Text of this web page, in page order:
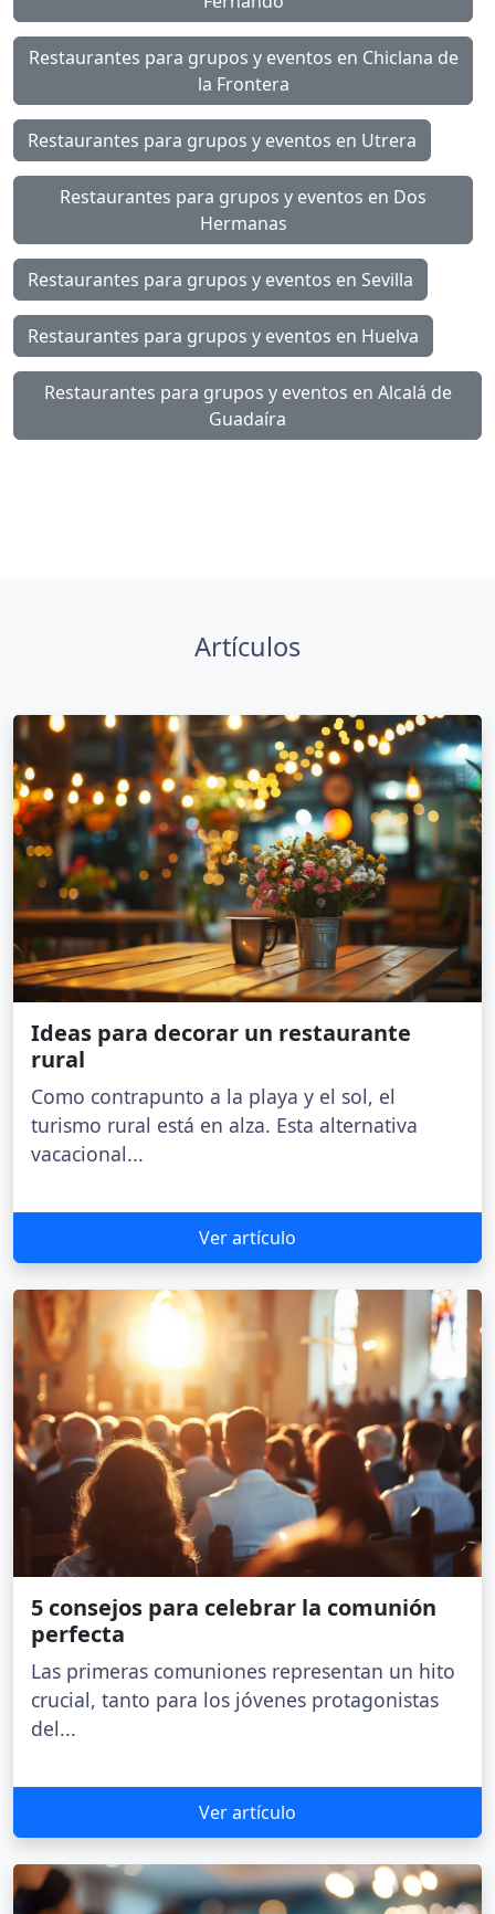
Restaurantes para grupos y eventos en Chiclana de
la Frontera
Restaurantes para grupos y eventos en Utrera
Restaurantes para grupos y eventos en Dos
Hermanas
Restaurantes para grupos y eventos en Sevilla
Restaurantes para grupos y eventos en Huelva
Restaurantes para grupos y eventos en Alcalá de
Guadaíra
Artículos
Ideas para decorar un restaurante
rural
Como contrapunto a la playa y el sol, el
turismo rural está en alza. Esta alternativa
vacacional...
Ver artículo
5 consejos para celebrar la comunión
perfecta
Las primeras comuniones representan un hito
crucial, tanto para los jóvenes protagonistas
del...
Ver artículo